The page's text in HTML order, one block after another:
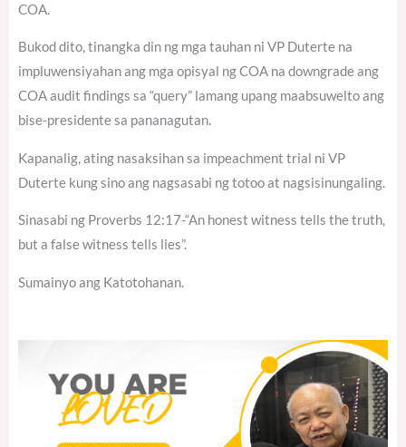
COA.
Bukod dito, tinangka din ng mga tauhan ni VP Duterte na
impluwensiyahan ang mga opisyal ng COA na downgrade ang
COA audit findings sa “query” lamang upang maabsuwelto ang
bise-presidente sa pananagutan.
Kapanalig, ating nasaksihan sa impeachment trial ni VP
Duterte kung sino ang nagsasabi ng totoo at nagsisinungaling.
Sinasabi ng Proverbs 12:17-“An honest witness tells the truth,
but a false witness tells lies”.
Sumainyo ang Katotohanan.